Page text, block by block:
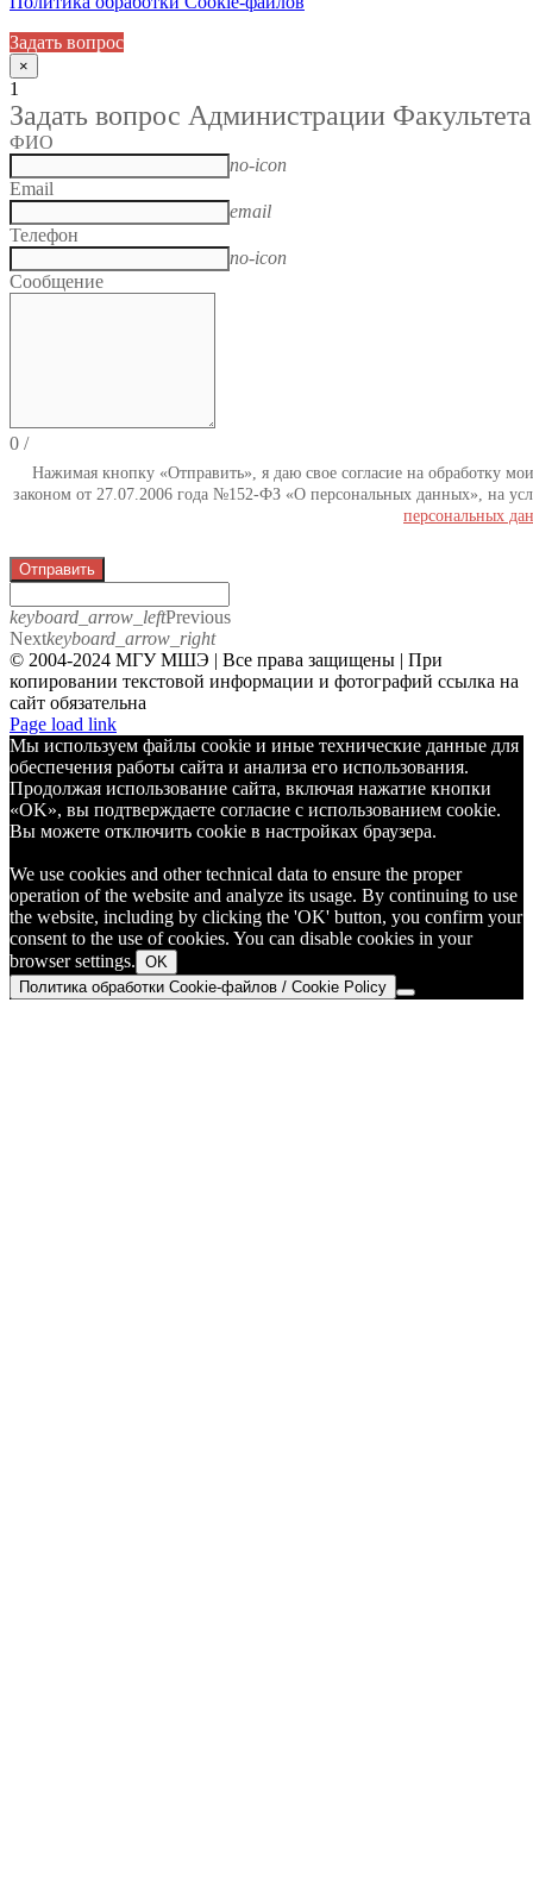
Задать вопрос
×
1
Задать вопрос Администрации Факультета
ФИО
no-icon
Email
email
Телефон
no-icon
Сообщение
0 /
Нажимая кнопку «Отправить», я даю свое согласие на обработку
законом от 27.07.2006 года №152-ФЗ «О персональных данных», на
персональных
Отправить
keyboard_arrow_leftPrevious
Nextkeyboard_arrow_right
© 2004-2024 МГУ МШЭ | Все права защищены | При
копировании текстовой информации и фотографий ссылка на
сайт обязательна
Telegram
Page load link
Мы используем файлы cookie и иные технические данные для
обеспечения работы сайта и анализа его использования.
Продолжая использование сайта, включая нажатие кнопки
«OK», вы подтверждаете согласие с использованием cookie.
Вы можете отключить cookie в настройках браузера.
We use cookies and other technical data to ensure the proper
operation of the website and analyze its usage. By continuing to use
the website, including by clicking the 'OK' button, you confirm your
consent to the use of cookies. You can disable cookies in your
browser settings. OK
Политика обработки Cookie-файлов / Cookie Policy